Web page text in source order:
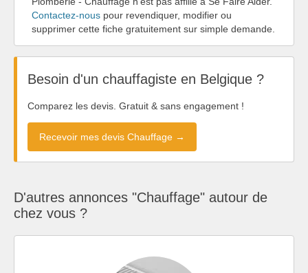
Contactez-nous pour revendiquer, modifier ou
supprimer cette fiche gratuitement sur simple demande.
Besoin d'un chauffagiste en Belgique ?
Comparez les devis. Gratuit & sans engagement !
Recevoir mes devis Chauffage →
D'autres annonces "Chauffage" autour de
chez vous ?